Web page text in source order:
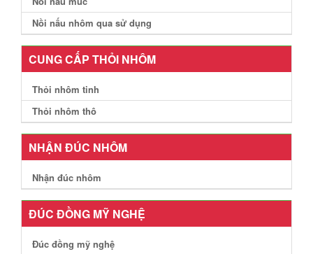
Nồi nấu nhôm qua sử dụng
CUNG CẤP THỎI NHÔM
Thỏi nhôm tinh
Thỏi nhôm thô
NHẬN ĐÚC NHÔM
Nhận đúc nhôm
ĐÚC ĐỒNG MỸ NGHỆ
Đúc đồng mỹ nghệ